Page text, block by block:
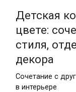
Детская
цвете:
стиля,
декора
Сочетание с
в интерьере